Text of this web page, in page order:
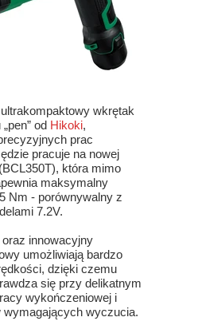
wkrętak
od Hikoki,
prac
pracuje na nowej
która mimo
maksymalny
Nm - porównywalny z
7.2V.
oraz innowacyjny
umożliwiają bardzo
dzięki czemu
się przy delikatnym
wykończeniowej i
wymagających wyczucia.